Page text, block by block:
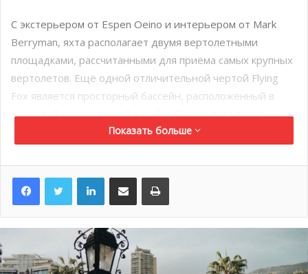
С экстерьером от Espen Oeino и интерьером от Mark
Berryman, яхта располагает двумя вертолетными
площадками, рассчитанными для приёма самых крупных
вертолетов. Ещё одной отличительной чертой Flying
Fox является просторный бассейн, расположенный в
кормовой части главной палубы. Суперъяхта также
оборудована морскими террасами и плавательными
100 гросс тонн, Flying Fox занимает 14-е по величине
место в мире. Помимо этой яхты, немецкая верфь
Lurssen в ближайшее время планирует к доставке 111-
метровый проект TIS и 95-метровый проект Fiji.
Показать больше
LinkedInПоделиться по электронной почте Распечатать